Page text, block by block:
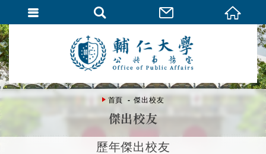
首頁 傑出校友
傑出校友
歷年傑出校友